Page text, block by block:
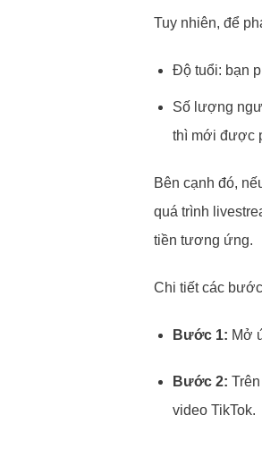
Tuy nhiên, để
Độ tuổi: bạn
Số lượng
thì mới được
Bên cạnh đó,
quá trình
tiền tương ứng.
Chi tiết các
Bước 1: Mở
Bước 2:
video TikTok.